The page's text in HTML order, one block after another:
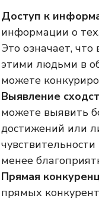
Доступ к
информации о
Это означает,
этими людьми в
можете
Выявление
можете выявить
достижений или
менее
Прямая
прямых